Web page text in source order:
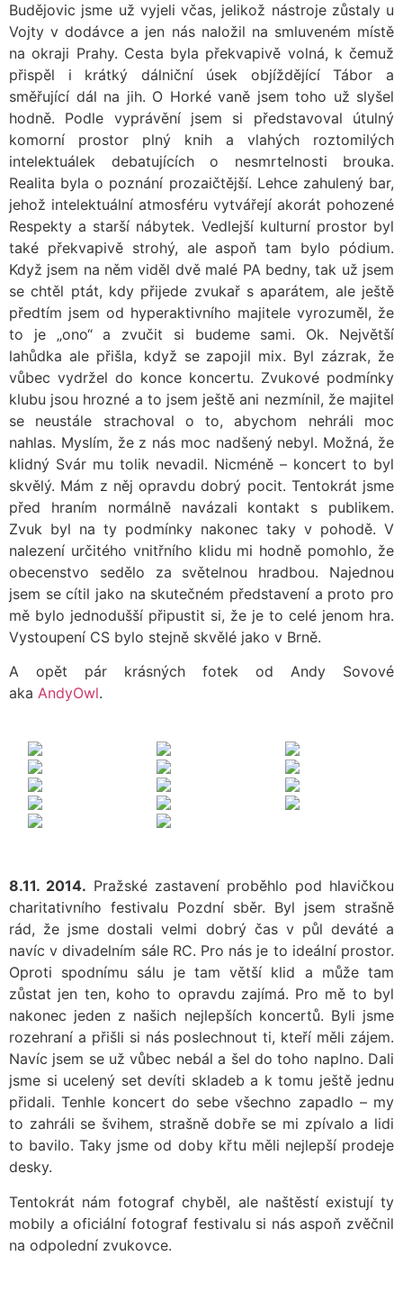
Budějovic jsme už vyjeli včas, jelikož nástroje zůstaly u
Vojty v dodávce a jen nás naložil na smluveném místě
na okraji Prahy. Cesta byla překvapivě volná, k čemuž
přispěl i krátký dálniční úsek objíždějící Tábor a
směřující dál na jih. O Horké vaně jsem toho už slyšel
hodně. Podle vyprávění jsem si představoval útulný
komorní prostor plný knih a vlahých roztomilých
intelektuálek debatujících o nesmrtelnosti brouka.
Realita byla o poznání prozaičtější. Lehce zahulený bar,
jehož intelektuální atmosféru vytvářejí akorát pohozené
Respekty a starší nábytek. Vedlejší kulturní prostor byl
také překvapivě strohý, ale aspoň tam bylo pódium.
Když jsem na něm viděl dvě malé PA bedny, tak už jsem
se chtěl ptát, kdy přijede zvukař s aparátem, ale ještě
předtím jsem od hyperaktivního majitele vyrozuměl, že
to je „ono“ a zvučit si budeme sami. Ok. Největší
lahůdka ale přišla, když se zapojil mix. Byl zázrak, že
vůbec vydržel do konce koncertu. Zvukové podmínky
klubu jsou hrozné a to jsem ještě ani nezmínil, že majitel
se neustále strachoval o to, abychom nehráli moc
nahlas. Myslím, že z nás moc nadšený nebyl. Možná, že
klidný Svár mu tolik nevadil. Nicméně – koncert to byl
skvělý. Mám z něj opravdu dobrý pocit. Tentokrát jsme
před hraním normálně navázali kontakt s publikem.
Zvuk byl na ty podmínky nakonec taky v pohodě. V
nalezení určitého vnitřního klidu mi hodně pomohlo, že
obecenstvo sedělo za světelnou hradbou. Najednou
jsem se cítil jako na skutečném představení a proto pro
mě bylo jednodušší připustit si, že je to celé jenom hra.
Vystoupení CS bylo stejně skvělé jako v Brně.
A opět pár krásných fotek od Andy Sovové
aka AndyOwl.
8.11. 2014. Pražské zastavení proběhlo pod hlavičkou
charitativního festivalu Pozdní sběr. Byl jsem strašně
rád, že jsme dostali velmi dobrý čas v půl deváté a
navíc v divadelním sále RC. Pro nás je to ideální prostor.
Oproti spodnímu sálu je tam větší klid a může tam
zůstat jen ten, koho to opravdu zajímá. Pro mě to byl
nakonec jeden z našich nejlepších koncertů. Byli jsme
rozehraní a přišli si nás poslechnout ti, kteří měli zájem.
Navíc jsem se už vůbec nebál a šel do toho naplno. Dali
jsme si ucelený set devíti skladeb a k tomu ještě jednu
přidali. Tenhle koncert do sebe všechno zapadlo – my
to zahráli se švihem, strašně dobře se mi zpívalo a lidi
to bavilo. Taky jsme od doby křtu měli nejlepší prodeje
desky.
Tentokrát nám fotograf chyběl, ale naštěstí existují ty
mobily a oficiální fotograf festivalu si nás aspoň zvěčnil
na odpolední zvukovce.